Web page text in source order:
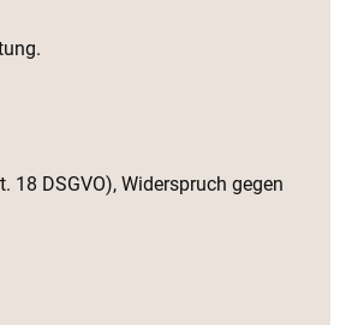
18 DSGVO), Widerspruch gegen